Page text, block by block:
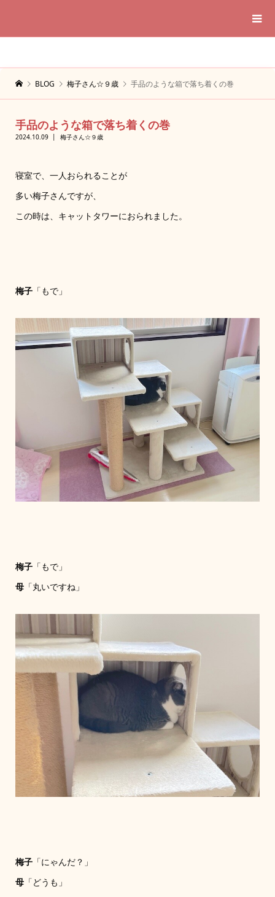
BLOG 梅子さん☆９歳 手品のような箱で落ち着くの巻
手品のような箱で落ち着くの巻
2024.10.09 梅子さん☆９歳
寝室で、一人おられることが
多い梅子さんですが、
この時は、キャットタワーにおられました。
梅子「もで」
梅子「もで」
母「丸いですね」
梅子「にゃんだ？」
母「どうも」